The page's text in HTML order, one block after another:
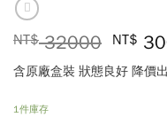
NT$32000 NT$
含原廠盒裝 狀態良好 降價
1件庫存